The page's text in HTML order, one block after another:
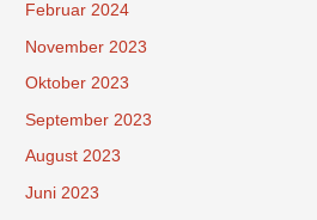
Februar 2024
November 2023
Oktober 2023
September 2023
August 2023
Juni 2023